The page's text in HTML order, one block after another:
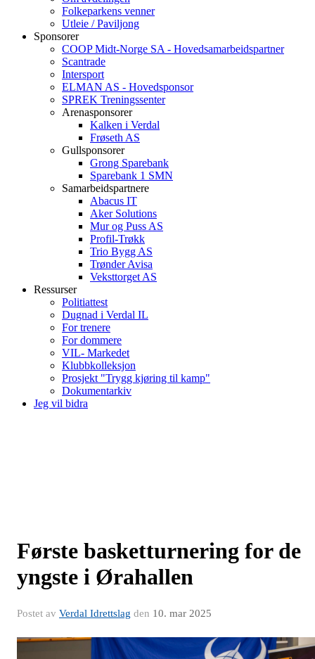
Folkeparkens venner
Utleie / Paviljong
Sponsorer
COOP Midt-Norge SA - Hovedsamarbeidspartner
Scantrade
Intersport
ELMAN AS - Hovedsponsor
SPREK Treningssenter
Arenasponsorer
Kalken i Verdal
Frøseth AS
Gullsponsorer
Grong Sparebank
Sparebank 1 SMN
Samarbeidspartnere
Abacus IT
Aker Solutions
Mur og Puss AS
Profil-Trøkk
Trio Bygg AS
Trønder Avisa
Veksttorget AS
Ressurser
Politiattest
Dugnad i Verdal IL
For trenere
For dommere
VIL- Markedet
Klubbkolleksjon
Prosjekt "Trygg kjøring til kamp"
Dokumentarkiv
Jeg vil bidra
Første basketturnering for de
yngste i Ørahallen
Postet av Verdal Idrettslag den 10. mar 2025